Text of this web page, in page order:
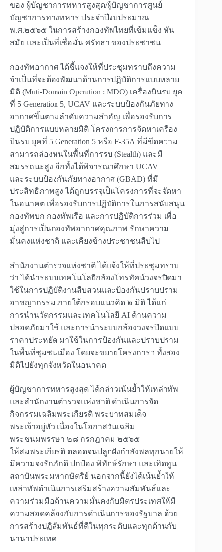
ของ ผู้บัญชาการทหารสูงสุด/ผู้บัญชาการศูนย์
บัญชาการทางทหาร ประจำปีงบประมาณ
พ.ศ.๒๕๖๕ ในการสร้างกองทัพไทยที่เข้มแข็ง ทัน
สมัย และเป็นที่เชื่อมั่น ศรัทธา ของประชาชน
กองทัพอากาศ ได้ชี้แจงให้ที่ประชุมทราบถึงความ
จำเป็นที่จะต้องพัฒนาด้านการปฏิบัติการแบบหลาย
มิติ (Muti-Domain Operation : MDO) เครื่องบินรบ ยุค
ที่ 5 Generation 5, UCAV และระบบป้องกันภัยทาง
อากาศขึ้นตามลำดับความสำคัญ เพื่อรองรับการ
ปฏิบัติการแบบหลายมิติ โครงการการจัดหาเครื่อง
บินรบ ยุคที่ 5 Generation 5 หรือ F-35A ที่มีขีดความ
สามารถล่องหนในพื้นที่การรบ (Stealth) และมี
สมรรถนะสูง อีกทั้งได้พิจารณาศึกษา UCAV
และระบบป้องกันภัยทางอากาศ (GBAD) ที่มี
ประสิทธิภาพสูง ได้ถูกบรรจุเป็นโครงการที่จะจัดหา
ในอนาคต เพื่อรองรับการปฏิบัติการในการสนับสนุน
กองทัพบก กองทัพเรือ และการปฏิบัติการร่วม เพื่อ
มุ่งสู่การเป็นกองทัพอากาศคุณภาพ รักษาความ
มั่นคงแห่งชาติ และเคียงข้างประชาชนสืบไป
สำนักงานตำรวจแห่งชาติ ได้แจ้งให้ที่ประชุมทราบ
ว่า ได้นำระบบเทคโนโลยีกล้องโทรทัศน์วงจรปิดมา
ใช้ในการปฏิบัติงานสืบสวนและป้องกันปราบปราม
อาชญากรรม ภายใต้กรอบแนวคิด ๒ มิติ ได้แก่
การนำนวัตกรรมและเทคโนโลยี AI ด้านความ
ปลอดภัยมาใช้ และการนำระบบกล้องวงจรปิดแบบ
ราคาประหยัด มาใช้ในการป้องกันและปราบปราม
ในพื้นที่ชุมชนเมือง โดยจะขยายโครงการฯ ทั้งสอง
มิติไปยังทุกจังหวัดในอนาคต
ผู้บัญชาการทหารสูงสุด ได้กล่าวเน้นย้ำให้เหล่าทัพ
และสำนักงานตำรวจแห่งชาติ ดำเนินการจัด
กิจกรรมเฉลิมพระเกียรติ พระบาทสมเด็จ
พระเจ้าอยู่หัว เนื่องในโอกาสวันเฉลิม
พระชนมพรรษา ๒๘ กรกฎาคม ๒๕๖๕
ให้สมพระเกียรติ ตลอดจนปลูกฝังกำลังพลทุกนายให้
มีความจงรักภักดี ปกป้อง พิทักษ์รักษา และเทิดทูน
สถาบันพระมหากษัตริย์ นอกจากนี้ยังได้เน้นย้ำให้
เหล่าทัพดำเนินการเสริมสร้างความสัมพันธ์และ
ความร่วมมือด้านความมั่นคงกับมิตรประเทศให้มี
ความสอดคล้องกับการดำเนินการของรัฐบาล ด้วย
การสร้างปฏิสัมพันธ์ที่ดีในทุกระดับและทุกด้านกับ
นานาประเทศ